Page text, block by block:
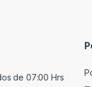
de 07:00 Hrs